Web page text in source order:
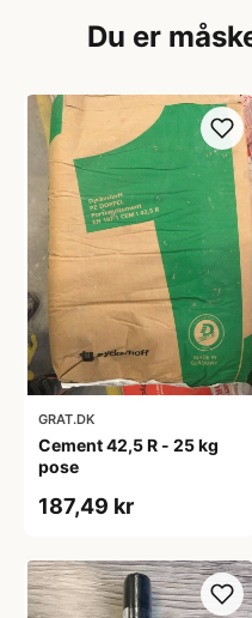
Du er
GRAT.DK
Cement 42,5 R - 25 kg
pose
187,49 kr